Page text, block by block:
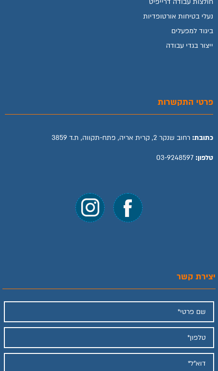
נעלי בטיחות אורטופדיות
ביגוד למפעלים
ייצור בגדי עבודה
פרטי התקשרות
כתובת: רחוב שנקר 2, קרית אריה, פתח-תקווה, ת.ד 3859
טלפון: 03-9248597
יצירת קשר